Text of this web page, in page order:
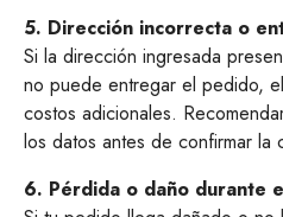
5. Dirección incorrecta o
Si la dirección ingresada
no puede entregar el pedido,
costos adicionales.
los datos antes de confirmar la
6. Pérdida o daño durante